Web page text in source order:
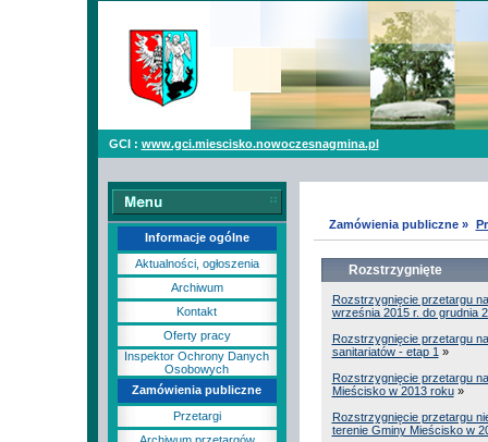
GCI : www.gci.miescisko.nowoczesnagmina.pl
Informacje ogólne
Aktualności, ogłoszenia
Archiwum
Kontakt
Oferty pracy
Inspektor Ochrony Danych
Osobowych
Zamówienia publiczne
Przetargi
Zamówienia publiczne »
Rozstrzygnięte
Rozstrzygnięcie przetargu
września 2015 r. do grudnia
Rozstrzygnięcie przetargu
sanitariatów - etap 1 »
Rozstrzygnięcie przetargu
Mieścisko w 2013 roku»
Rozstrzygnięcie przetargu
terenie Gminy Mieścisko w